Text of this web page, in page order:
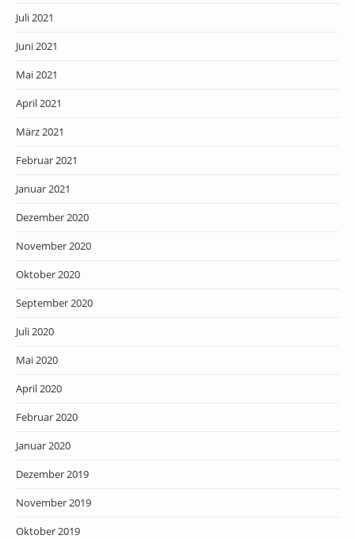
Juli 2021
Juni 2021
Mai 2021
April 2021
März 2021
Februar 2021
Januar 2021
Dezember 2020
November 2020
Oktober 2020
September 2020
Juli 2020
Mai 2020
April 2020
Februar 2020
Januar 2020
Dezember 2019
November 2019
Oktober 2019